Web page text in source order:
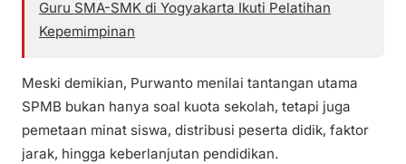
Guru SMA-SMK di Yogyakarta Ikuti Pelatihan
Kepemimpinan
Meski demikian, Purwanto menilai tantangan utama
SPMB bukan hanya soal kuota sekolah, tetapi juga
pemetaan minat siswa, distribusi peserta didik, faktor
jarak, hingga keberlanjutan pendidikan.